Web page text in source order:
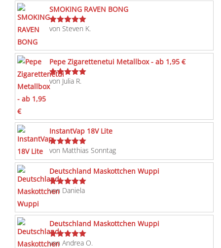
SMOKING RAVEN BONG
Bewertet
von Steven K.
Pepe Zigarettenetui Metallbox - ab 1,95 €
Bewertet
mit
von Julia R.
InstantVap 18V Lite
Bewertet
von Matthias Sonntag
Deutschland Maskottchen Wuppi
Bewertet
von Daniela
Deutschland Maskottchen Wuppi
Bewertet
von Andrea O.